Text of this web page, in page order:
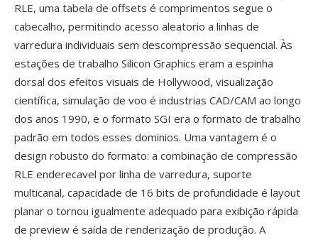
RLE, uma tabela de offsets é comprimentos segue o
cabecalho, permitindo acesso aleatorio a linhas de
varredura individuais sem descompressão sequencial. Às
estações de trabalho Silicon Graphics eram a espinha
dorsal dos efeitos visuais de Hollywood, visualização
científica, simulação de voo é industrias CAD/CAM ao longo
dos anos 1990, e o formato SGI era o formato de trabalho
padrão em todos esses dominios. Uma vantagem é o
design robusto do formato: a combinação de compressão
RLE enderecavel por linha de varredura, suporte
multicanal, capacidade de 16 bits de profundidade é layout
planar o tornou igualmente adequado para exibição rápida
de preview é saída de renderização de produção. A